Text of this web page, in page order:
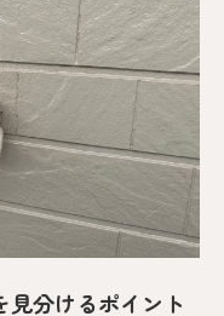
分けるポイント